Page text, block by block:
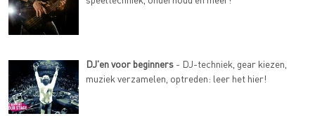
DJ'en voor beginners - DJ-techniek, gear kiezen,
muziek verzamelen, optreden: leer het hier!